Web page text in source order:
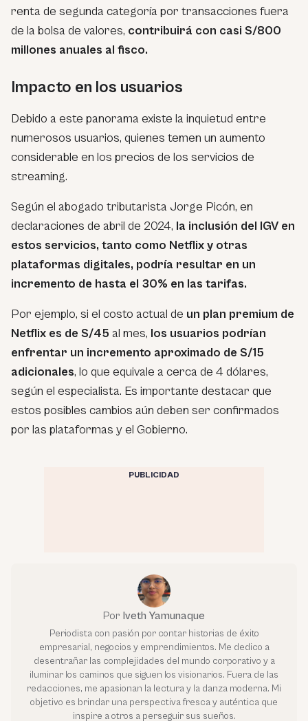
renta de segunda categoría por transacciones fuera
de la bolsa de valores, contribuirá con casi S/800
millones anuales al fisco.
Impacto en los usuarios
Debido a este panorama existe la inquietud entre
numerosos usuarios, quienes temen un aumento
considerable en los precios de los servicios de
streaming.
Según el abogado tributarista Jorge Picón, en
declaraciones de abril de 2024, la inclusión del IGV en
estos servicios, tanto como Netflix y otras
plataformas digitales, podría resultar en un
incremento de hasta el 30% en las tarifas.
Por ejemplo, si el costo actual de un plan premium de
Netflix es de S/45 al mes, los usuarios podrían
enfrentar un incremento aproximado de S/15
adicionales, lo que equivale a cerca de 4 dólares,
según el especialista. Es importante destacar que
estos posibles cambios aún deben ser confirmados
por las plataformas y el Gobierno.
PUBLICIDAD
Por Iveth Yamunaque
Periodista con pasión por contar historias de éxito
empresarial, negocios y emprendimientos. Me dedico a
desentrañar las complejidades del mundo corporativo y a
iluminar los caminos que siguen los visionarios. Fuera de las
redacciones, me apasionan la lectura y la danza moderna. Mi
objetivo es brindar una perspectiva fresca y auténtica que
inspire a otros a perseguir sus sueños.